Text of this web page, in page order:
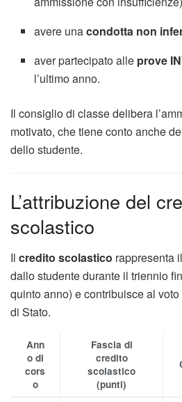
avere unacondotta non
aver partecipato alle prove
l’ultimo anno.
Il consiglio di classe delibera
motivato, che tiene conto anche
dello studente.
L’attribuzione del
scolastico
Il credito scolastico rappresenta
dallo studente durante il triennio
quinto anno) e contribuisce al
di Stato.
Ann
o di
cors
o
Fascia di
credito
scolastico
(punti)